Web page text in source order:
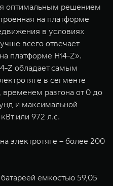
оптимальным решением
на платформе
в условиях
всего отвечает
платформе Hi4-Z».
Z обладает самым
в сегменте
разгона от 0 до
и максимальной
или 972 л.с.
электротяге – более 200
емкостью 59,05